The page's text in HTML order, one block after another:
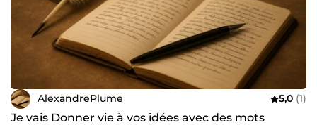
AlexandrePlume 5,0 (1)
Je vais Donner vie à vos idées avec des mots